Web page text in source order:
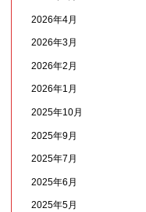
2026年4月
2026年3月
2026年2月
2026年1月
2025年10月
2025年9月
2025年7月
2025年6月
2025年5月